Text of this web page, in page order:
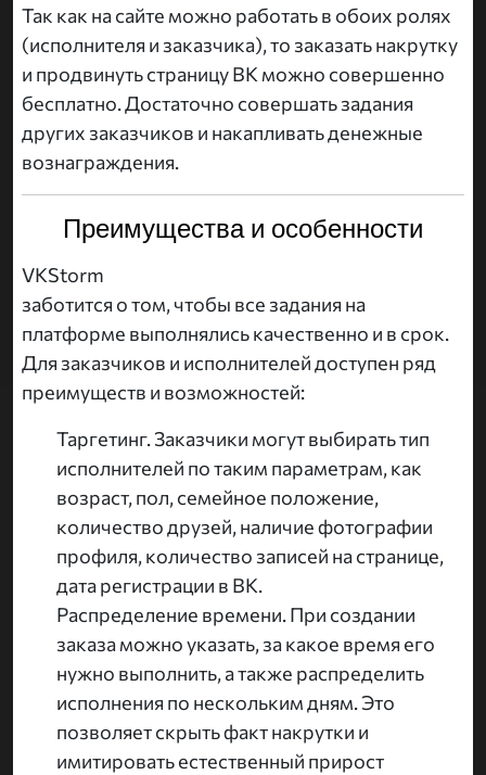
Так как на сайте можно работать в обоих ролях
(исполнителя и заказчика), то заказать накрутку
и продвинуть страницу ВК можно совершенно
бесплатно. Достаточно совершать задания
других заказчиков и накапливать денежные
вознаграждения.
Преимущества и особенности
VKStorm
заботится о том, чтобы все задания на
платформе выполнялись качественно и в срок.
Для заказчиков и исполнителей доступен ряд
преимуществ и возможностей:
Таргетинг. Заказчики могут выбирать тип
исполнителей по таким параметрам, как
возраст, пол, семейное положение,
количество друзей, наличие фотографии
профиля, количество записей на странице,
дата регистрации в ВК.
Распределение времени. При создании
заказа можно указать, за какое время его
нужно выполнить, а также распределить
исполнения по нескольким дням. Это
позволяет скрыть факт накрутки и
имитировать естественный прирост